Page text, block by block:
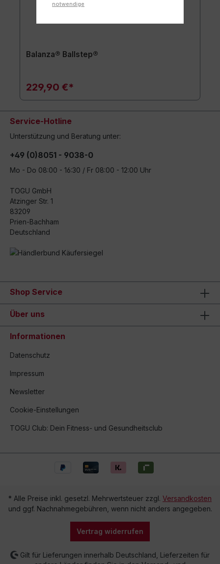
Balanza® Ballstep®
229,90 €*
Service-Hotline
Unterstützung und Beratung unter:
+49 (0)8051 - 9038-0
Mo - Do 08:00 - 16:30 / Fr 08:00 - 12:00 Uhr
TOGU GmbH
Atzinger Str. 1
83209
Prien-Bachham
Deutschland
Shop Service
Über uns
Informationen
Datenschutz
Impressum
Newsletter
Cookie-Einstellungen
TOGU Club: Dein Fitness- und Gesundheitsclub
* Alle Preise inkl. gesetzl. Mehrwertsteuer zzgl. Versandkosten
und ggf. Nachnahmegebühren, wenn nicht anders angegeben.
Vertrag widerrufen
Gilt für Lieferungen innerhalb Deutschland, Lieferzeiten für
notwendige